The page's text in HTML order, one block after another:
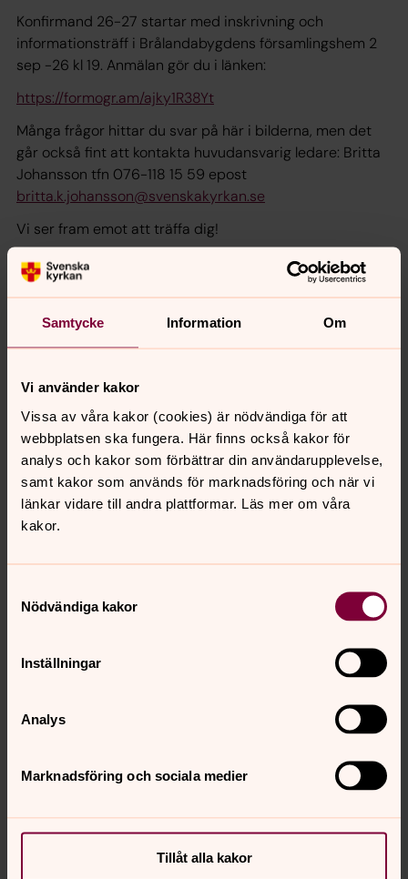
Samtycke Information Om
Vi använder kakor
Vissa av våra kakor (cookies) är nödvändiga för att
webbplatsen ska fungera. Här finns också kakor för
analys och kakor som förbättrar din användarupplevelse,
samt kakor som används för marknadsföring och när vi
länkar vidare till andra plattformar. Läs mer om våra
kakor.
Nödvändiga kakor
Inställningar
Analys
Marknadsföring och sociala medier
Tillåt alla kakor
Konfirmand 26-27 startar med inskrivning och
informationsträff i Brålandabygdens församlingshem 2
sep -26 kl 19. Anmälan gör du i länken:
https://formogr.am/ajky1R38Yt
Många frågor hittar du svar på här i bilderna, men det
går också fint att kontakta huvudansvarig ledare: Britta
Johansson tfn 076-118 15 59 epost
britta.k.johansson@svenskakyrkan.se
Vi ser fram emot att träffa dig!
Senast ändrad 4 juni 2026
Synpunkter eller frågor på sidans